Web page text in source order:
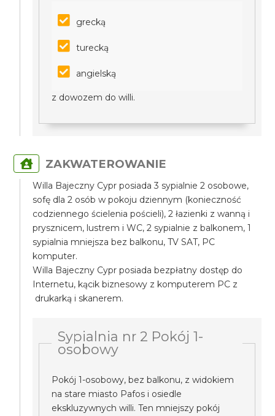
grecką
turecką
angielską
z dowozem do willi.
ZAKWATEROWANIE
Willa Bajeczny Cypr posiada 3 sypialnie 2 osobowe,
sofę dla 2 osób w pokoju dziennym (konieczność
codziennego ścielenia pościeli), 2 łazienki z wanną i
prysznicem, lustrem i WC, 2 sypialnie z balkonem, 1
sypialnia mniejsza bez balkonu, TV SAT, PC
komputer.
Willa Bajeczny Cypr posiada bezpłatny dostęp do
Internetu, kącik biznesowy z komputerem PC z
drukarką i skanerem.
Sypialnia nr 2 Pokój 1-
osobowy
Pokój 1-osobowy, bez balkonu, z widokiem
na stare miasto Pafos i osiedle
ekskluzywnych willi. Ten mniejszy pokój